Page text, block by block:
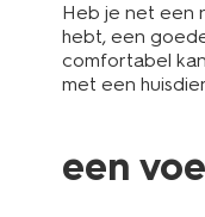
Heb je net een
hebt, een
comfortabel
met een
een